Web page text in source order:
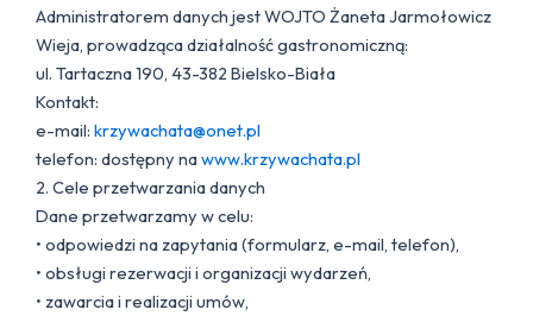
Administratorem danych jest WOJTO Żaneta Jarmołowicz
Wieja, prowadząca działalność gastronomiczną:
ul. Tartaczna 190, 43-382 Bielsko-Biała
Kontakt:
e-mail: krzywachata@onet.pl
telefon: dostępny nawww.krzywachata.pl
2. Cele przetwarzania danych
Dane przetwarzamy w celu:
• odpowiedzi na zapytania (formularz, e-mail, telefon),
• obsługi rezerwacji i organizacji wydarzeń,
• zawarcia i realizacji umów,